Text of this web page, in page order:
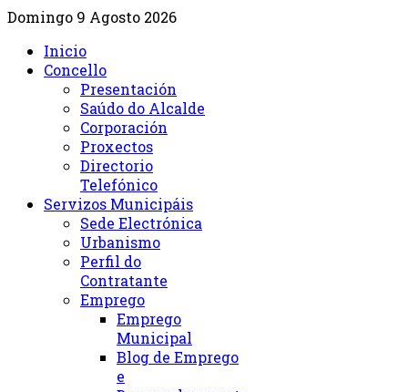
Domingo 9 Agosto 2026
Inicio
Concello
Presentación
Saúdo do Alcalde
Corporación
Proxectos
Directorio
Telefónico
Servizos Municipáis
Sede Electrónica
Urbanismo
Perfil do
Contratante
Emprego
Emprego
Municipal
Blog de Emprego
e